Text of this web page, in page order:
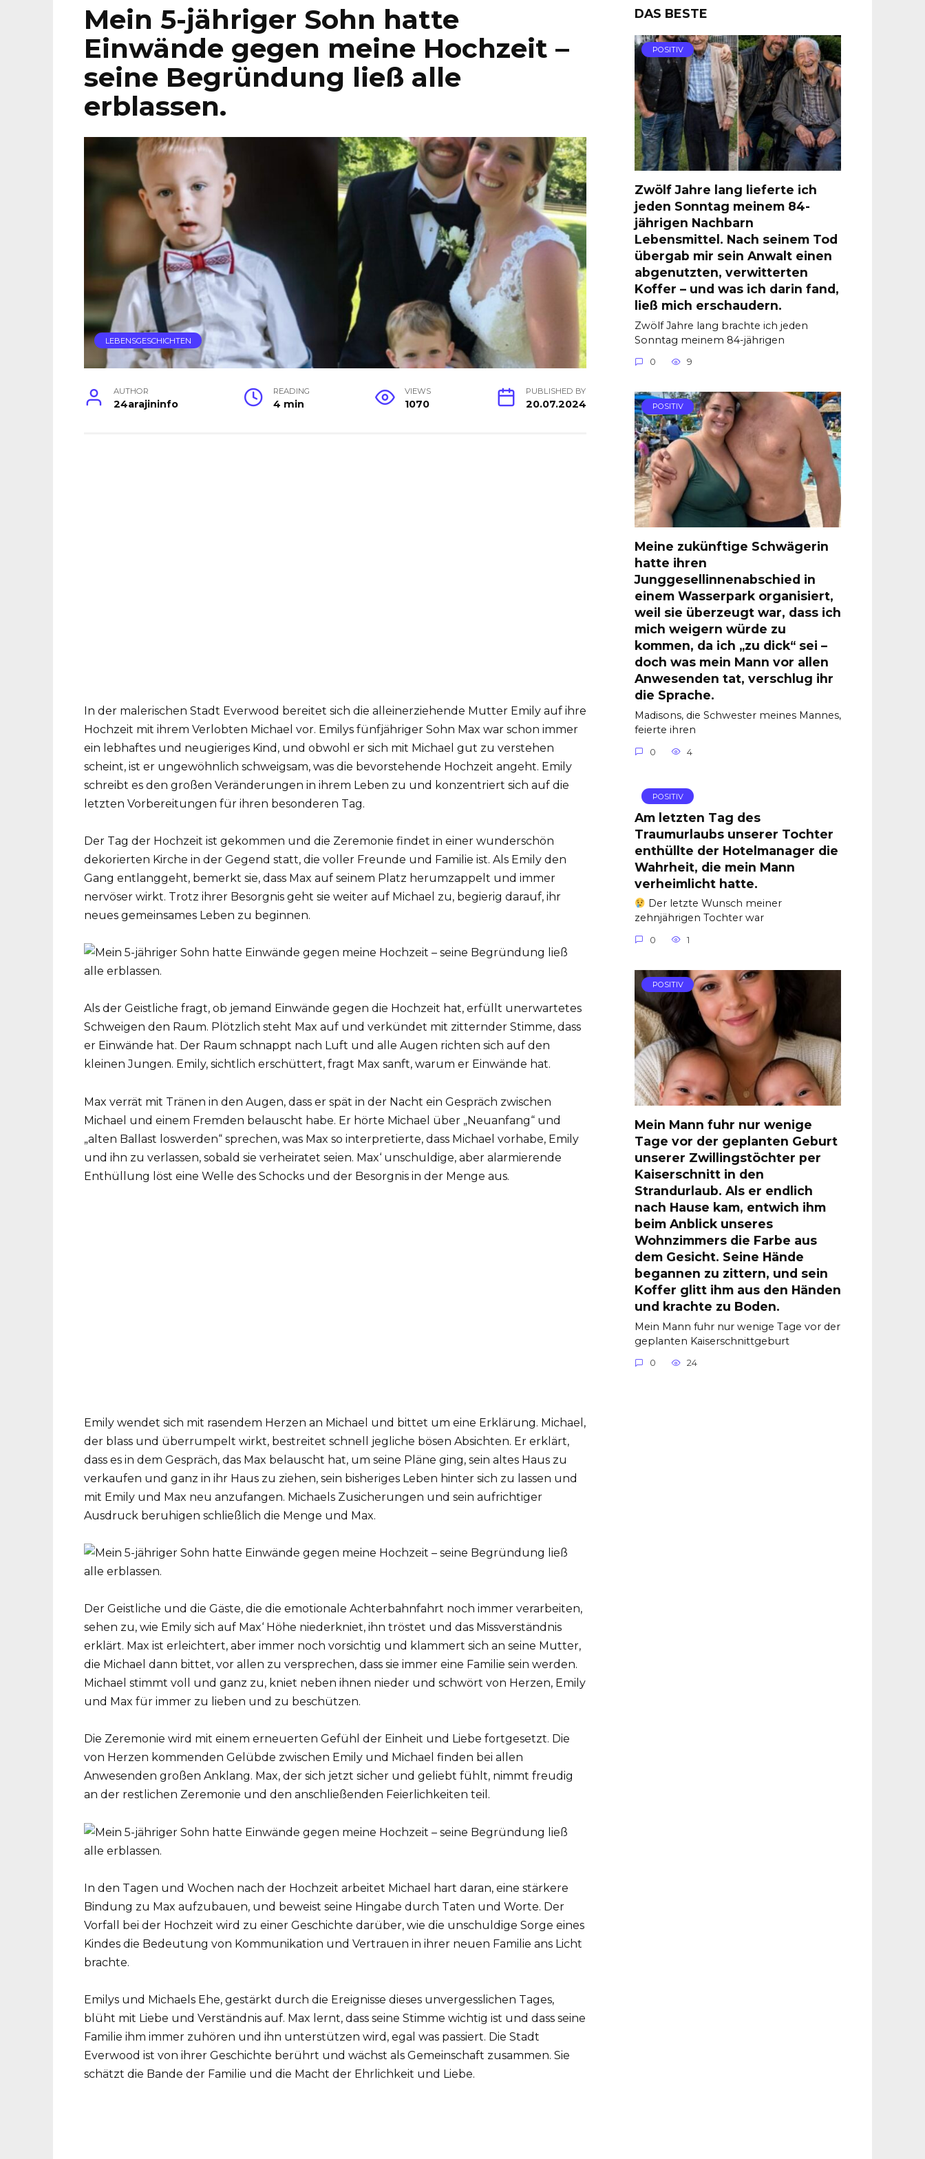
Mein 5-jähriger Sohn hatte
Einwände gegen meine Hochzeit –
seine Begründung ließ alle
erblassen.
LEBENSGESCHICHTEN
AUTHOR
24arajininfo
READING
4 min
VIEWS
1070
PUBLISHED BY
20.07.2024
In der malerischen Stadt Everwood bereitet sich die alleinerziehende Mutter Emily auf ihre
Hochzeit mit ihrem Verlobten Michael vor. Emilys fünfjähriger Sohn Max war schon immer
ein lebhaftes und neugieriges Kind, und obwohl er sich mit Michael gut zu verstehen
scheint, ist er ungewöhnlich schweigsam, was die bevorstehende Hochzeit angeht. Emily
schreibt es den großen Veränderungen in ihrem Leben zu und konzentriert sich auf die
letzten Vorbereitungen für ihren besonderen Tag.
Der Tag der Hochzeit ist gekommen und die Zeremonie findet in einer wunderschön
dekorierten Kirche in der Gegend statt, die voller Freunde und Familie ist. Als Emily den
Gang entlanggeht, bemerkt sie, dass Max auf seinem Platz herumzappelt und immer
nervöser wirkt. Trotz ihrer Besorgnis geht sie weiter auf Michael zu, begierig darauf, ihr
neues gemeinsames Leben zu beginnen.
Als der Geistliche fragt, ob jemand Einwände gegen die Hochzeit hat, erfüllt unerwartetes
Schweigen den Raum. Plötzlich steht Max auf und verkündet mit zitternder Stimme, dass
er Einwände hat. Der Raum schnappt nach Luft und alle Augen richten sich auf den
kleinen Jungen. Emily, sichtlich erschüttert, fragt Max sanft, warum er Einwände hat.
Max verrät mit Tränen in den Augen, dass er spät in der Nacht ein Gespräch zwischen
Michael und einem Fremden belauscht habe. Er hörte Michael über „Neuanfang“ und
„alten Ballast loswerden“ sprechen, was Max so interpretierte, dass Michael vorhabe, Emily
und ihn zu verlassen, sobald sie verheiratet seien. Max‘ unschuldige, aber alarmierende
Enthüllung löst eine Welle des Schocks und der Besorgnis in der Menge aus.
Emily wendet sich mit rasendem Herzen an Michael und bittet um eine Erklärung. Michael,
der blass und überrumpelt wirkt, bestreitet schnell jegliche bösen Absichten. Er erklärt,
dass es in dem Gespräch, das Max belauscht hat, um seine Pläne ging, sein altes Haus zu
verkaufen und ganz in ihr Haus zu ziehen, sein bisheriges Leben hinter sich zu lassen und
mit Emily und Max neu anzufangen. Michaels Zusicherungen und sein aufrichtiger
Ausdruck beruhigen schließlich die Menge und Max.
Der Geistliche und die Gäste, die die emotionale Achterbahnfahrt noch immer verarbeiten,
sehen zu, wie Emily sich auf Max‘ Höhe niederkniet, ihn tröstet und das Missverständnis
erklärt. Max ist erleichtert, aber immer noch vorsichtig und klammert sich an seine Mutter,
die Michael dann bittet, vor allen zu versprechen, dass sie immer eine Familie sein werden.
Michael stimmt voll und ganz zu, kniet neben ihnen nieder und schwört von Herzen, Emily
und Max für immer zu lieben und zu beschützen.
Die Zeremonie wird mit einem erneuerten Gefühl der Einheit und Liebe fortgesetzt. Die
von Herzen kommenden Gelübde zwischen Emily und Michael finden bei allen
Anwesenden großen Anklang. Max, der sich jetzt sicher und geliebt fühlt, nimmt freudig
an der restlichen Zeremonie und den anschließenden Feierlichkeiten teil.
In den Tagen und Wochen nach der Hochzeit arbeitet Michael hart daran, eine stärkere
Bindung zu Max aufzubauen, und beweist seine Hingabe durch Taten und Worte. Der
Vorfall bei der Hochzeit wird zu einer Geschichte darüber, wie die unschuldige Sorge eines
Kindes die Bedeutung von Kommunikation und Vertrauen in ihrer neuen Familie ans Licht
brachte.
Emilys und Michaels Ehe, gestärkt durch die Ereignisse dieses unvergesslichen Tages,
blüht mit Liebe und Verständnis auf. Max lernt, dass seine Stimme wichtig ist und dass seine
Familie ihm immer zuhören und ihn unterstützen wird, egal was passiert. Die Stadt
Everwood ist von ihrer Geschichte berührt und wächst als Gemeinschaft zusammen. Sie
schätzt die Bande der Familie und die Macht der Ehrlichkeit und Liebe.
DAS BESTE
POSITIV
Zwölf Jahre lang lieferte ich
jeden Sonntag meinem 84-
jährigen Nachbarn
Lebensmittel. Nach seinem Tod
übergab mir sein Anwalt einen
abgenutzten, verwitterten
Koffer – und was ich darin fand,
ließ mich erschaudern.
Zwölf Jahre lang brachte ich jeden
Sonntag meinem 84-jährigen
0 9
POSITIV
Meine zukünftige Schwägerin
hatte ihren
Junggesellinnenabschied in
einem Wasserpark organisiert,
weil sie überzeugt war, dass ich
mich weigern würde zu
kommen, da ich „zu dick“ sei –
doch was mein Mann vor allen
Anwesenden tat, verschlug ihr
die Sprache.
Madisons, die Schwester meines Mannes,
feierte ihren
0 4
POSITIV
Am letzten Tag des
Traumurlaubs unserer Tochter
enthüllte der Hotelmanager die
Wahrheit, die mein Mann
verheimlicht hatte.
Der letzte Wunsch meiner
zehnjährigen Tochter war
0 1
POSITIV
Mein Mann fuhr nur wenige
Tage vor der geplanten Geburt
unserer Zwillingstöchter per
Kaiserschnitt in den
Strandurlaub. Als er endlich
nach Hause kam, entwich ihm
beim Anblick unseres
Wohnzimmers die Farbe aus
dem Gesicht. Seine Hände
begannen zu zittern, und sein
Koffer glitt ihm aus den Händen
und krachte zu Boden.
Mein Mann fuhr nur wenige Tage vor der
geplanten Kaiserschnittgeburt
0 24